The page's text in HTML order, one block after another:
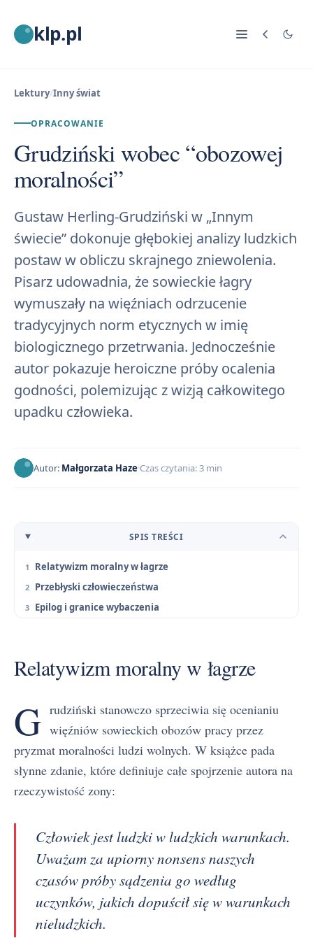
klp.pl
Lektury/Inny świat
OPRACOWANIE
Grudziński wobec “obozowej
moralności”
Gustaw Herling-Grudziński w „Innym
świecie” dokonuje głębokiej analizy ludzkich
postaw w obliczu skrajnego zniewolenia.
Pisarz udowadnia, że sowieckie łagry
wymuszały na więźniach odrzucenie
tradycyjnych norm etycznych w imię
biologicznego przetrwania. Jednocześnie
autor pokazuje heroiczne próby ocalenia
godności, polemizując z wizją całkowitego
upadku człowieka.
Autor: Małgorzata Haze Czas czytania: 3 min
SPIS TREŚCI
Relatywizm moralny w łagrze
Przebłyski człowieczeństwa
Epilog i granice wybaczenia
Relatywizm moralny w łagrze
G rudziński stanowczo sprzeciwia się ocenianiu
więźniów sowieckich obozów pracy przez
pryzmat moralności ludzi wolnych. W książce pada
słynne zdanie, które definiuje całe spojrzenie autora na
rzeczywistość zony:
Człowiek jest ludzki w ludzkich warunkach.
Uważam za upiorny nonsens naszych
czasów próby sądzenia go według
uczynków, jakich dopuścił się w warunkach
nieludzkich.